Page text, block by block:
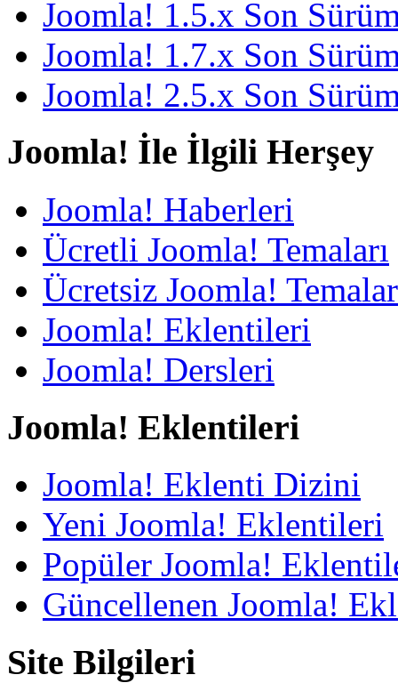
Joomla! 1.5.x Son
Joomla! 1.7.x Son
Joomla! 2.5.x Son
Joomla! İle İlgili Herşey
Joomla! Haberleri
Ücretli Joomla! Temaları
Ücretsiz Joomla!
Joomla! Eklentileri
Joomla! Dersleri
Joomla! Eklentileri
Joomla! Eklenti Dizini
Yeni Joomla! Eklentileri
Popüler Joomla!
Güncellenen Joomla!
Site Bilgileri